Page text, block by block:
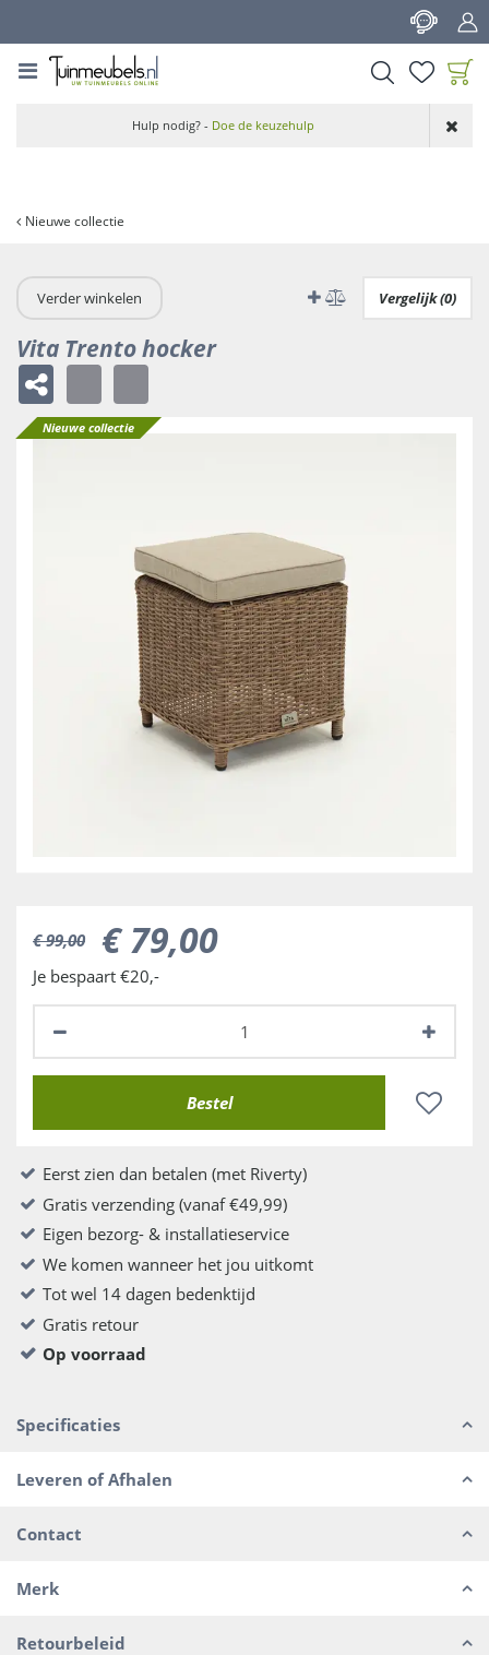
Nieuwe collectie
aan wensenlijst
Hulp nodig? - Doe de keuzehulp
Verder winkelen Vergelijk (0)
Vita Trento hocker
Nieuwe collectie
€ 99,00 € 79,00
Je bespaart €20,-
Eerst zien dan betalen (met Riverty)
Gratis verzending (vanaf €49,99)
Eigen bezorg- & installatieservice
We komen wanneer het jou uitkomt
Tot wel 14 dagen bedenktijd
Gratis retour
Op voorraad
Specificaties
Leveren of Afhalen
Contact
Merk
Retourbeleid